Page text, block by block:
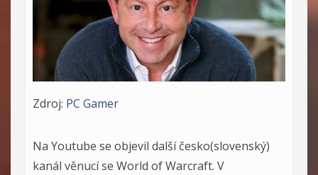
Zdroj: PC Gamer
Na Youtube se objevil další česko(slovenský)
kanál věnucí se World of Warcraft. V